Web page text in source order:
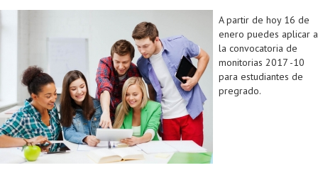
A partir de hoy 16 de
enero puedes aplicar a
la convocatoria de
monitorias 2017 -10
para estudiantes de
pregrado.